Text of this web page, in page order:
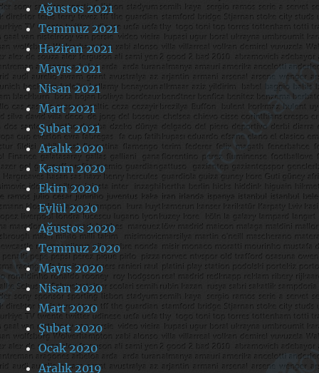
Ağustos 2021
Temmuz 2021
Haziran 2021
Mayıs 2021
Nisan 2021
Mart 2021
Şubat 2021
Aralık 2020
Kasım 2020
Ekim 2020
Eylül 2020
Ağustos 2020
Temmuz 2020
Mayıs 2020
Nisan 2020
Mart 2020
Şubat 2020
Ocak 2020
Aralık 2019